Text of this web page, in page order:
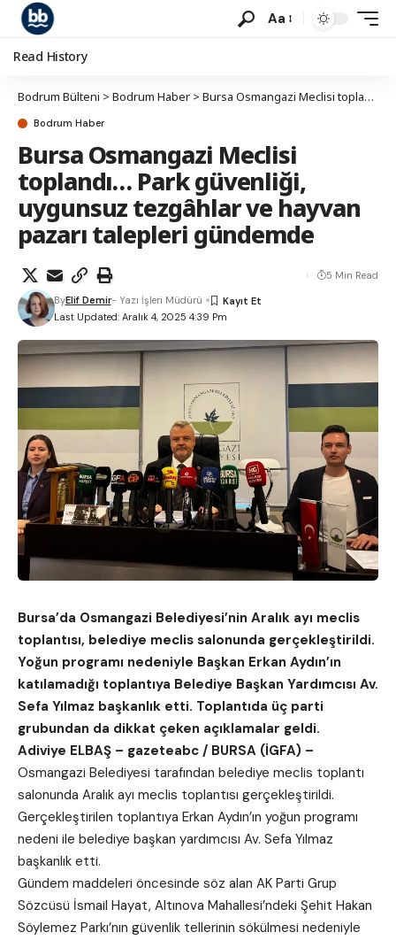
Aa
Read History
Bodrum Bülteni > Bodrum Haber > Bursa Osmangazi Meclisi toplandı… Park güvenliği, uygunsuz tezgâhlar ve hayvan pazarı talepleri gündemde
Bodrum Haber
Bursa Osmangazi Meclisi
toplandı… Park güvenliği,
uygunsuz tezgâhlar ve hayvan
pazarı talepleri gündemde
Last Updated: Aralık 4, 2025 4:39 Pm
ByElif Demir- Yazı İşleri Müdürü
5 Min Read
Bursa’da Osmangazi Belediyesi’nin Aralık ayı meclis
toplantısı, belediye meclis salonunda gerçekleştirildi.
Yoğun programı nedeniyle Başkan Erkan Aydın’ın
katılamadığı toplantıya Belediye Başkan Yardımcısı Av.
Sefa Yılmaz başkanlık etti. Toplantıda üç parti
grubundan da dikkat çeken açıklamalar geldi.
Adiviye ELBAŞ – gazeteabc / BURSA (İGFA) –
Osmangazi Belediyesi tarafından belediye meclis toplantı
salonunda Aralık ayı meclis toplantısı gerçekleştirildi.
Gerçekleştirilen toplantıya Erkan Aydın’ın yoğun programı
nedeni ile belediye başkan yardımcısı Av. Sefa Yılmaz
başkanlık etti.
Gündem maddeleri öncesinde söz alan AK Parti Grup
Sözcüsü İsmail Hayat, Altınova Mahallesi’ndeki Şehit Hakan
Söylemez Parkı’nın güvenlik tellerinin sökülmesi nedeniyle